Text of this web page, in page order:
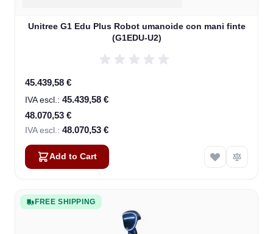
Unitree G1 Edu Plus Robot umanoide con mani finte
(G1EDU-U2)
Special Price
45.439,58 €
45.439,58 €
48.070,53 €
48.070,53 €
Add to Cart
FREE SHIPPING